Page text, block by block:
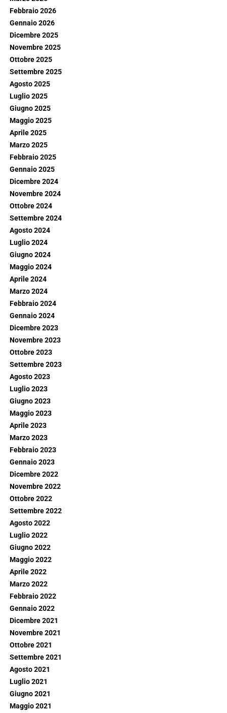
Febbraio 2026
Gennaio 2026
Dicembre 2025
Novembre 2025
Ottobre 2025
Settembre 2025
Agosto 2025
Luglio 2025
Giugno 2025
Maggio 2025
Aprile 2025
Marzo 2025
Febbraio 2025
Gennaio 2025
Dicembre 2024
Novembre 2024
Ottobre 2024
Settembre 2024
Agosto 2024
Luglio 2024
Giugno 2024
Maggio 2024
Aprile 2024
Marzo 2024
Febbraio 2024
Gennaio 2024
Dicembre 2023
Novembre 2023
Ottobre 2023
Settembre 2023
Agosto 2023
Luglio 2023
Giugno 2023
Maggio 2023
Aprile 2023
Marzo 2023
Febbraio 2023
Gennaio 2023
Dicembre 2022
Novembre 2022
Ottobre 2022
Settembre 2022
Agosto 2022
Luglio 2022
Giugno 2022
Maggio 2022
Aprile 2022
Marzo 2022
Febbraio 2022
Gennaio 2022
Dicembre 2021
Novembre 2021
Ottobre 2021
Settembre 2021
Agosto 2021
Luglio 2021
Giugno 2021
Maggio 2021